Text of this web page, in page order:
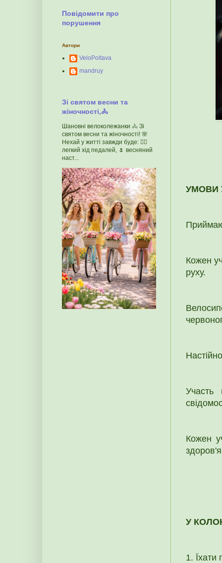
УМОВИ
Кожен
руху.
Участь
Кожен
У
1. Їхати
Повідомити про
порушення
Автори
VeloPoltava
mandruy
Зі святом весни та
жіночності,🚴
Шановні велоколежанки 🚴 Зі
святом весни та жіночності! 🌸
Нехай у житті завжди буде: 🚴‍♀️
легкий хід педалей, 🌷 весняний
наст...